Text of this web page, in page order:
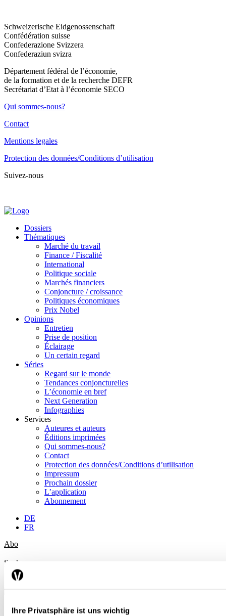
Ihre Privatsphäre ist uns wichtig
Schweizerische Eidgenossenschaft
Confédération suisse
Confederazione Svizzera
Confederaziun svizra
Département fédéral de l’économie,
de la formation et de la recherche DEFR
Secrétariat d’Etat à l’économie SECO
Qui sommes-nous?
Contact
Mentions legales
Protection des données/Conditions d’utilisation
Suivez-nous
Dossiers
Thématiques
Marché du travail
Finance / Fiscalité
International
Politique sociale
Marchés financiers
Conjoncture / croissance
Politiques économiques
Prix Nobel
Opinions
Entretien
Prise de position
Éclairage
Un certain regard
Séries
Regard sur le monde
Tendances conjoncturelles
L’économie en bref
Next Generation
Infographies
Services
Auteures et auteurs
Éditions imprimées
Qui sommes-nous?
Contact
Protection des données/Conditions d’utilisation
Impressum
Prochain dossier
L’application
Abonnement
DE
FR
Abo
Suche
Mein Profil
Dossiers